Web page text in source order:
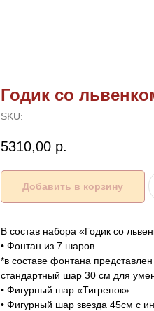
Годик со
SKU:
5310,00 р.
Добавить в корзину
В состав набора «Годик со
• Фонтан из 7 шаров
*в составе фонтана
стандартный шар 30 см для
• Фигурный шар «Тигренок»
• Фигурный шар звезда 45см с